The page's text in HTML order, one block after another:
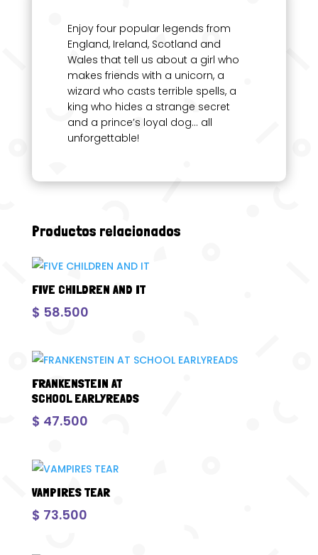
Enjoy four popular legends from
England, Ireland, Scotland and
Wales that tell us about a girl who
makes friends with a unicorn, a
wizard who casts terrible spells, a
king who hides a strange secret
and a prince’s loyal dog… all
unforgettable!
Productos relacionados
FIVE CHILDREN AND IT
$ 58.500
FRANKENSTEIN AT
SCHOOL EARLYREADS
$ 47.500
VAMPIRES TEAR
$ 73.500